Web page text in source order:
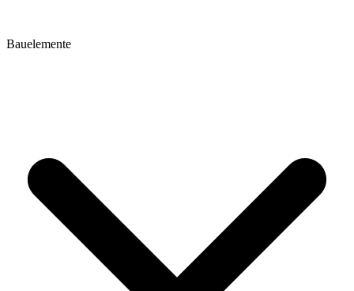
Bauelemente